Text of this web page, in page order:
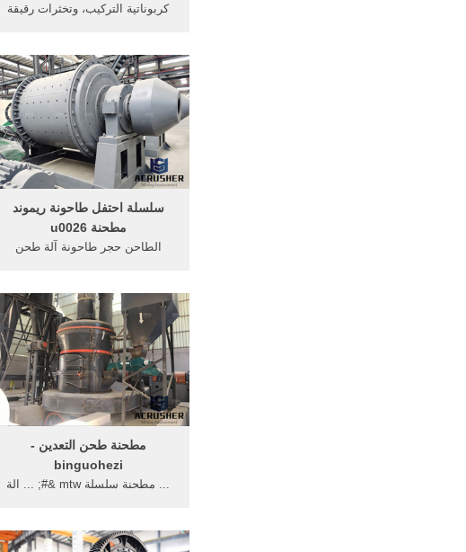
كربوناتية التركيب، وتخثرات رقيقة
سلسلة احتفل طاحونة ريموند
مطحنة u0026
الطاحن حجر طاحونة آلة طحن
مطحنة u0026 مطحنة ...
مطحنة طحن التعدين -
binguohezi
... مطحنة سلسلة mtw &#; ... الة
...